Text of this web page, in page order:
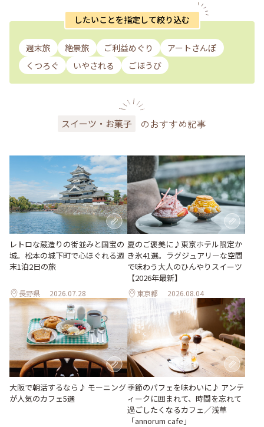
したいことを指定して絞り込む
週末旅 絶景旅 ご利益めぐり
アートさんぽ
くつろぐ
いやされる ごほうび
スイーツ・お菓子 のおすすめ記事
レトロな蔵造りの街並みと国宝の
城。松本の城下町で心ほぐれる週
末1泊2日の旅
長野県 2026.07.28
夏のご褒美に♪東京ホテル限定か
き氷41選。ラグジュアリーな空間
で味わう大人のひんやりスイーツ
【2026年最新】
東京都 2026.08.04
大阪で朝活するなら♪ モーニング
が人気のカフェ5選
季節のパフェを味わいに♪ アンテ
ィークに囲まれて、時間を忘れて
過ごしたくなるカフェ／浅草
「annorum cafe」